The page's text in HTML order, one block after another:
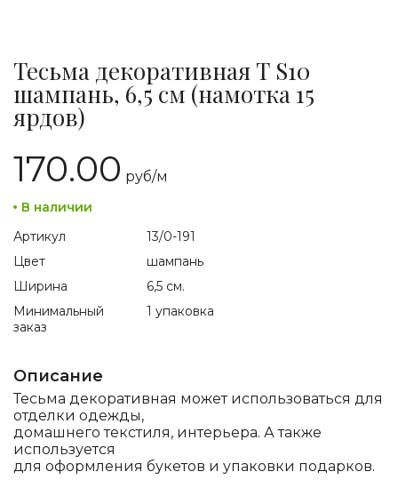
Тесьма декоративная Т S10
шампань, 6,5 см (намотка 15
ярдов)
170.00 руб/м
В наличии
Артикул
13/0-191
Цвет
шампань
Ширина
6,5 см.
Минимальный
заказ
1 упаковка
Описание
Тесьма декоративная может использоваться для
отделки одежды,
домашнего текстиля, интерьера. А также
используется
для оформления букетов и упаковки подарков.